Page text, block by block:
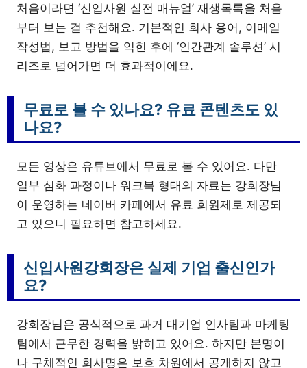
처음이라면 ‘신입사원 실전 매뉴얼’ 재생목록을 처음
부터 보는 걸 추천해요. 기본적인 회사 용어, 이메일
작성법, 보고 방법을 익힌 후에 ‘인간관계 솔루션’ 시
리즈로 넘어가면 더 효과적이에요.
무료로 볼 수 있나요? 유료 콘텐츠도 있
나요?
모든 영상은 유튜브에서 무료로 볼 수 있어요. 다만
일부 심화 과정이나 워크북 형태의 자료는 강회장님
이 운영하는 네이버 카페에서 유료 회원제로 제공되
고 있으니 필요하면 참고하세요.
신입사원강회장은 실제 기업 출신인가
요?
강회장님은 공식적으로 과거 대기업 인사팀과 마케팅
팀에서 근무한 경력을 밝히고 있어요. 하지만 본명이
나 구체적인 회사명은 보호 차원에서 공개하지 않고